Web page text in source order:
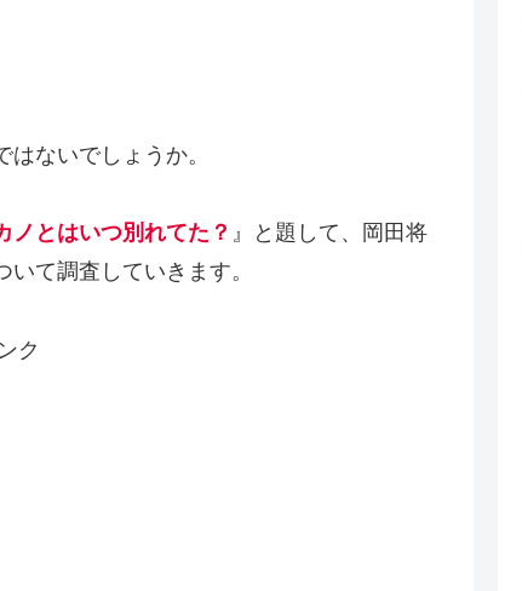
ないでしょうか。
ノとはいつ別れてた？ 』と題して、岡田将
て調査していきます。
ク